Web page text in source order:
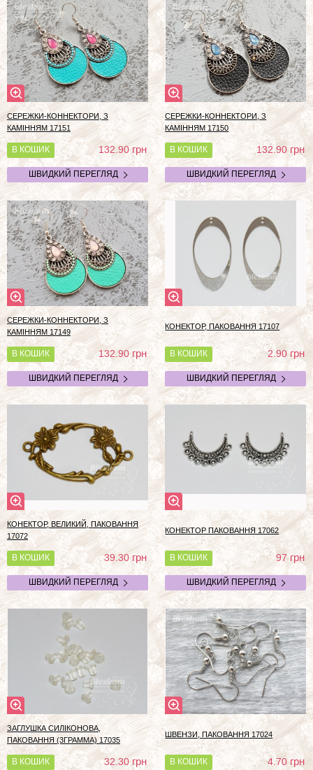
СЕРЕЖКИ-КОННЕКТОРИ, З
КАМІННЯМ 17151
В КОШИК 132.90грн
ШВИДКИЙ ПЕРЕГЛЯД
СЕРЕЖКИ-КОННЕКТОРИ, З
КАМІННЯМ 17150
В КОШИК 132.90грн
ШВИДКИЙ ПЕРЕГЛЯД
СЕРЕЖКИ-КОННЕКТОРИ, З
КАМІННЯМ 17149
В КОШИК 132.90грн
ШВИДКИЙ ПЕРЕГЛЯД
КОНЕКТОР, ПАКОВАННЯ 17107
В КОШИК 2.90грн
ШВИДКИЙ ПЕРЕГЛЯД
КОНЕКТОР, ВЕЛИКИЙ, ПАКОВАННЯ
17072
В КОШИК 39.30грн
ШВИДКИЙ ПЕРЕГЛЯД
КОНЕКТОР ПАКОВАННЯ 17062
В КОШИК 97грн
ШВИДКИЙ ПЕРЕГЛЯД
ЗАГЛУШКА СИЛІКОНОВА,
ПАКОВАННЯ (3ГРАММА) 17035
В КОШИК 32.30грн
ШВЕНЗИ, ПАКОВАННЯ 17024
В КОШИК 4.70грн